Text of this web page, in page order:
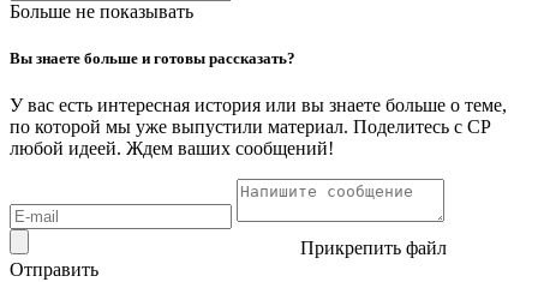
Больше не показывать
Вы знаете больше и готовы рассказать?
У вас есть интересная история или вы знаете больше о теме,
по которой мы уже выпустили материал. Поделитесь с СР
любой идеей. Ждем ваших сообщений!
Прикрепить файл
Отправить